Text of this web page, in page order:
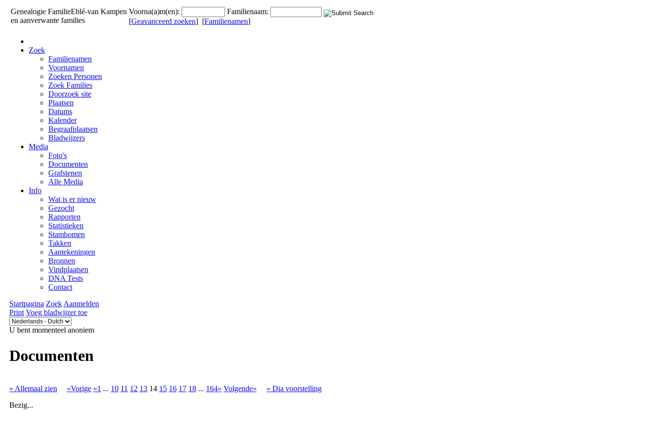
Genealogie FamilieEblé-van Kampen
en aanverwante families
Voorna(a)m(en):
Familienaam:
[Geavanceerd zoeken] [Familienamen]
Zoek
Familienamen
Voornamen
Zoeken Personen
Zoek Families
Doorzoek site
Plaatsen
Datums
Kalender
Begraafplaatsen
Bladwijzers
Media
Foto's
Documenten
Grafstenen
Alle Media
Info
Wat is er nieuw
Gezocht
Rapporten
Statistieken
Stambomen
Takken
Aantekeningen
Bronnen
Vindplaatsen
DNA Tests
Contact
Startpagina Zoek Aanmelden
Print Voeg bladwijzer toe
U bent momenteel anoniem
Documenten
» Allemaal zien «Vorige «1 ... 10 11 12 13 14 15 16 17 18 ... 164» Volgende»
» Dia voorstelling
Bezig...